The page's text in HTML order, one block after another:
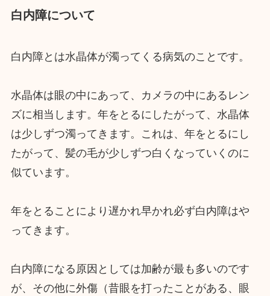
白内障について
白内障とは水晶体が濁ってくる病気のことです。
水晶体は眼の中にあって、カメラの中にあるレン
ズに相当します。年をとるにしたがって、水晶体
は少しずつ濁ってきます。これは、年をとるにし
たがって、髪の毛が少しずつ白くなっていくのに
似ています。
年をとることにより遅かれ早かれ必ず白内障はや
ってきます。
白内障になる原因としては加齢が最も多いのです
が、その他に外傷（昔眼を打ったことがある、眼